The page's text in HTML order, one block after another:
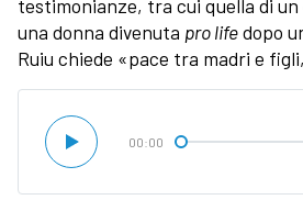
testimonianze, tra cui quella di un
una donna divenuta pro lifedopo
Ruiu chiede «pace tra madri e
00:00